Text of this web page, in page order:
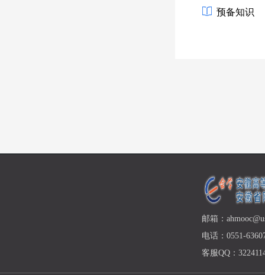
预备知识
邮箱：
电话：0551-
客服QQ：